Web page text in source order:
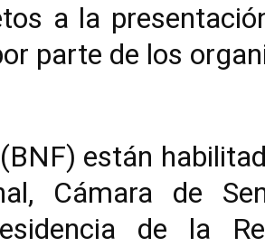
a la
parte de los
están
Cámara de
de la